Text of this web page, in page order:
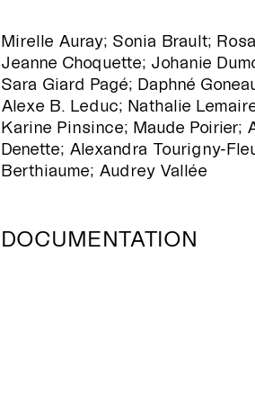
Mirelle Auray; Sonia Brault;
Jeanne Choquette; Johanie
Sara Giard Pagé; Daphné
Alexe B. Leduc; Nathalie
Karine Pinsince; Maude Poirier;
Denette; Alexandra Tourigny-
Berthiaume; Audrey Vallée
DOCUMENTATION